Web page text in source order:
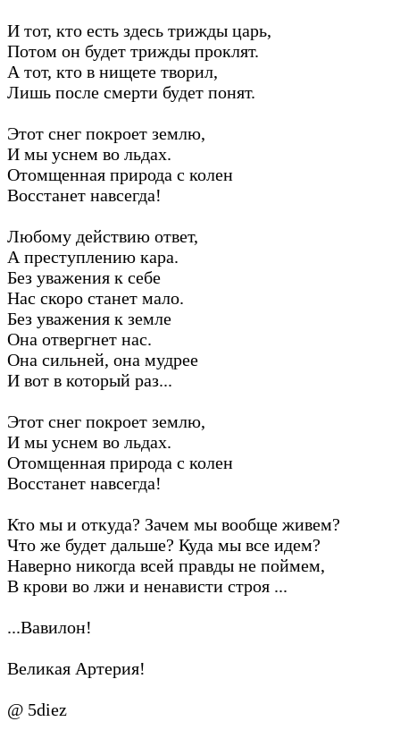
И тот, кто есть здесь трижды царь,
Потом он будет трижды проклят.
А тот, кто в нищете творил,
Лишь после смерти будет понят.
Этот снег покроет землю,
И мы уснем во льдах.
Отомщенная природа с колен
Восстанет навсегда!
Любому действию ответ,
А преступлению кара.
Без уважения к себе
Нас скоро станет мало.
Без уважения к земле
Она отвергнет нас.
Она сильней, она мудрее
И вот в который раз...
Этот снег покроет землю,
И мы уснем во льдах.
Отомщенная природа с колен
Восстанет навсегда!
Кто мы и откуда? Зачем мы вообще живем?
Что же будет дальше? Куда мы все идем?
Наверно никогда всей правды не поймем,
В крови во лжи и ненависти строя ...
...Вавилон!
Великая Артерия!
@ 5diez